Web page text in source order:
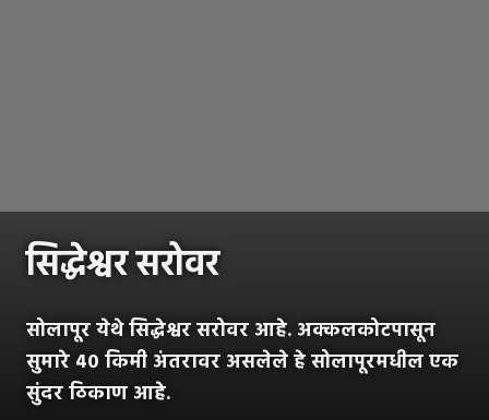
सिद्धेश्वर सरोवर
सोलापूर येथे सिद्धेश्वर सरोवर आहे. अक्कलकोटपासून
सुमारे ४० किमी अंतरावर असलेले हे सोलापूरमधील एक
सुंदर ठिकाण आहे.